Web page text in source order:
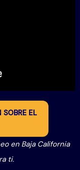
SOBRE EL
en Baja California
ti.